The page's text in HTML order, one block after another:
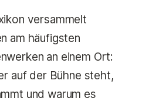
versammelt
am häufigsten
an einem Ort:
auf der Bühne steht,
und warum es